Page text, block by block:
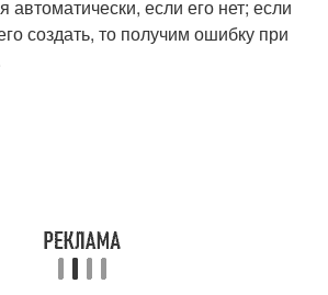
автоматически, если его нет; если
создать, то получим ошибку при